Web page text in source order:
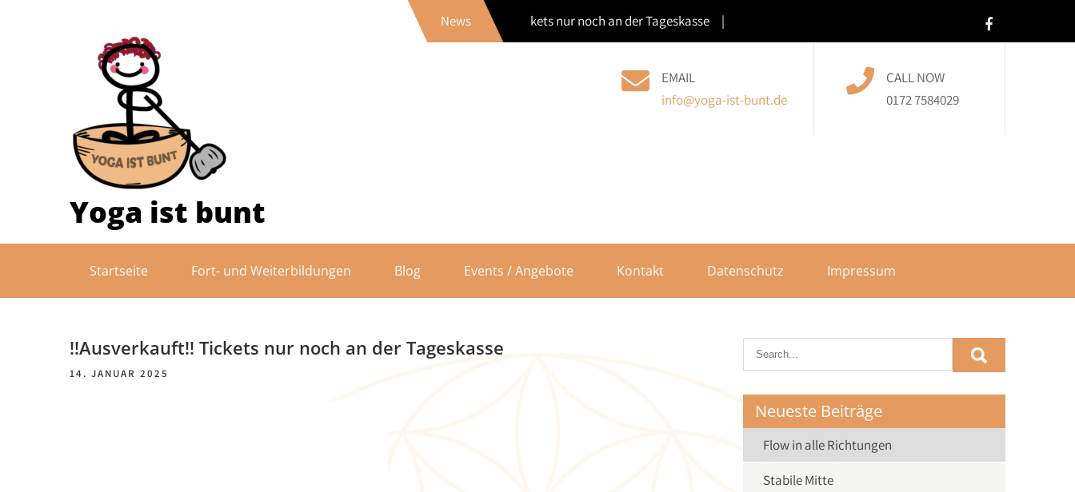
News
!!Ausverkauft!! Tickets nur noch an der Tageskasse |
Yoga ist bunt
EMAIL
info@yoga-ist-bunt.de
CALL NOW
0172 7584029
Startseite Fort- und Weiterbildungen Blog Events / Angebote Kontakt Datenschutz Impressum
!!Ausverkauft!! Tickets nur noch an der Tageskasse
14. JANUAR 2025
Neueste Beiträge
Flow in alle Richtungen
Stabile Mitte